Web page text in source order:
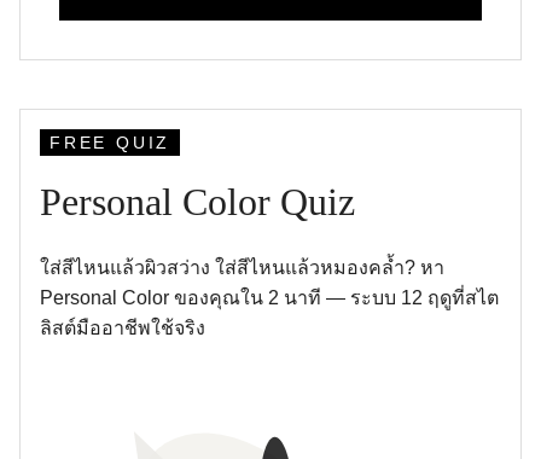
FREE QUIZ
Personal Color Quiz
ใส่สีไหนแล้วผิวสว่าง ใส่สีไหนแล้วหมองคล้ำ? หา
Personal Color ของคุณใน 2 นาที — ระบบ 12 ฤดูที่สไต
ลิสต์มืออาชีพใช้จริง